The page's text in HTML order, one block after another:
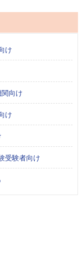
け
向け
け
受験者向け